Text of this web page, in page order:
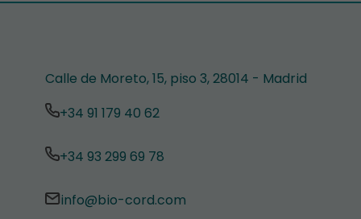
Calle de Moreto, 15, piso 3, 28014 - Madrid
+34 91 179 40 62
+34 93 299 69 78
info@bio-cord.com